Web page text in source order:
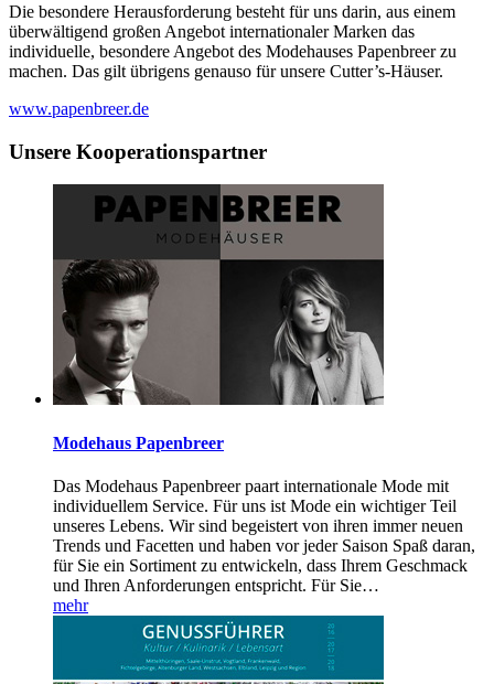
Die besondere Herausforderung besteht für uns darin, aus einem
überwältigend großen Angebot internationaler Marken das
individuelle, besondere Angebot des Modehauses Papenbreer zu
machen. Das gilt übrigens genauso für unsere Cutter’s-Häuser.
www.papenbreer.de
Unsere Kooperationspartner
Modehaus Papenbreer
Das Modehaus Papenbreer paart internationale Mode mit
individuellem Service. Für uns ist Mode ein wichtiger Teil
unseres Lebens. Wir sind begeistert von ihren immer neuen
Trends und Facetten und haben vor jeder Saison Spaß daran,
für Sie ein Sortiment zu entwickeln, dass Ihrem Geschmack
und Ihren Anforderungen entspricht. Für Sie…
mehr